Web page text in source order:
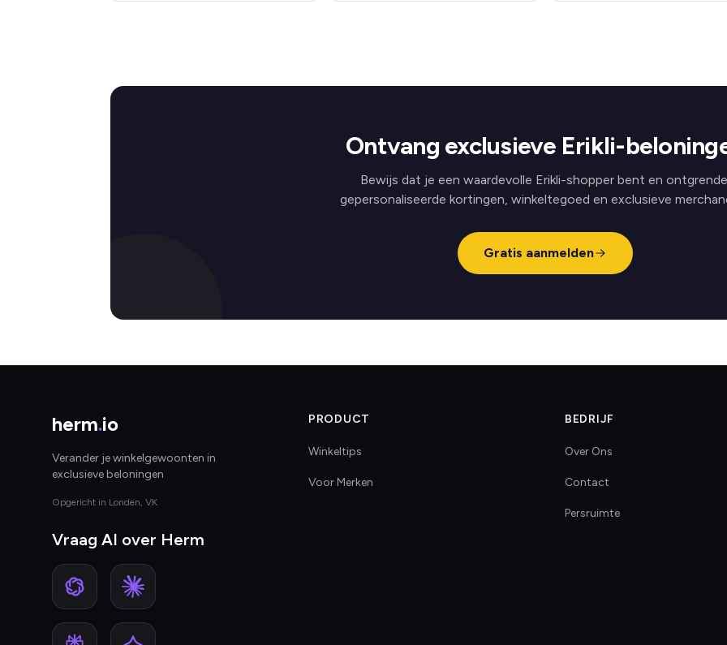
Ontvang exclusieve Erikli-
Bewijs dat je een waardevolle Erikli-shopper bent en
gepersonaliseerde kortingen, winkeltegoed en exclusieve
Gratis aanmelden
herm.io
Verander je winkelgewoonten in
exclusieve beloningen
Opgericht in Londen, VK
Vraag AI over Herm
PRODUCT
Winkeltips
Voor Merken
BEDRIJF
Over Ons
Contact
Persruimte